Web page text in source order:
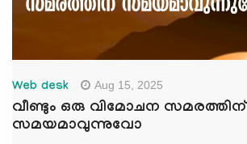
Web desk Aug 15, 2025
വീണ്ടും ഒരു വിമോചന സമരത്തിന്
സമയമാവുന്നുവോ